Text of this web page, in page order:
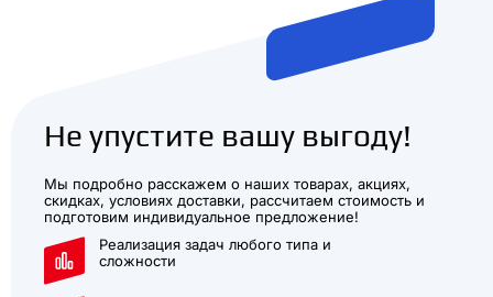
Не упустите вашу выгоду!
Мы подробно расскажем о наших товарах, акциях,
скидках, условиях доставки, рассчитаем стоимость и
подготовим индивидуальное предложение!
Реализация задач любого типа и
сложности